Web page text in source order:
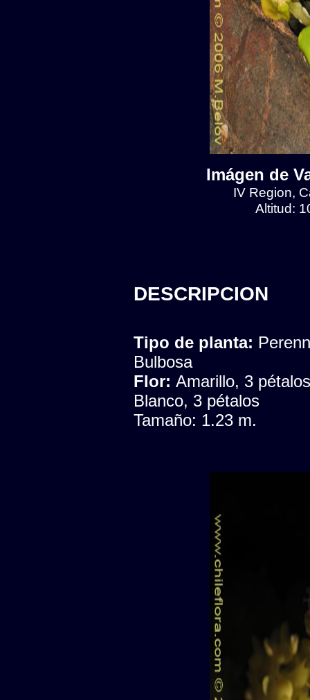
Imágen de
IV Region,
Altitud:
DESCRIPCION
Tipo de planta:
Bulbosa
Flor: Amarillo, 3 pétalos
Blanco, 3 pétalos
Tamaño: 1.23 m.